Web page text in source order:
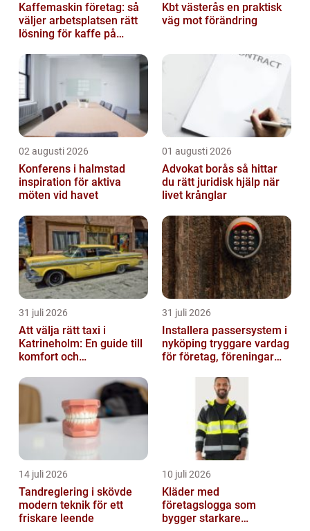
Kaffemaskin företag: så
väljer arbetsplatsen rätt
lösning för kaffe på
Kbt västerås en praktisk
väg mot förändring
02 augusti 2026
Konferens i halmstad
inspiration för aktiva
möten vid havet
01 augusti 2026
Advokat borås så hittar
du rätt juridisk hjälp när
livet krånglar
31 juli 2026
Att välja rätt taxi i
Katrineholm: En guide till
komfort och
31 juli 2026
Installera passersystem i
nyköping tryggare vardag
för företag, föreningar
14 juli 2026
Tandreglering i skövde
modern teknik för ett
friskare leende
10 juli 2026
Kläder med
företagslogga som
bygger starkare